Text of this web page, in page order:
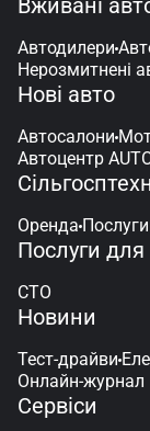
Вживані
Автодилери
Нерозмитнені
Послуги для
СТО
Нові авто
Автосалони
Автоцентр
Новини
Тест-драйви
Онлайн-журнал
Оренда Послуги
Сервіси